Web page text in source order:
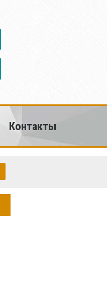
Контакты